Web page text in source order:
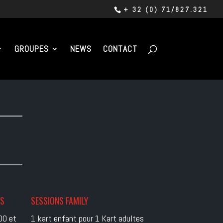
+ 32 (0) 71/827.321
GROUPES NEWS CONTACT
et
SESSIONS FAMILY
1 kart enfant pour 1 Kart adultes